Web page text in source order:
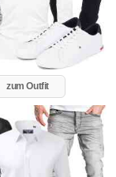
zum Outfit